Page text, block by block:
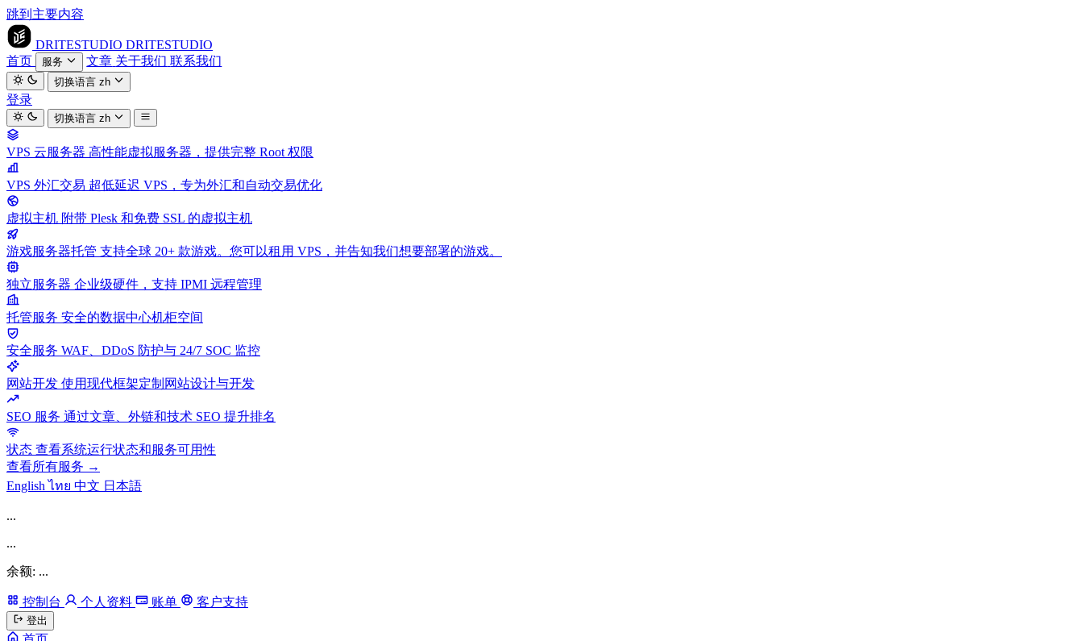
跳到主要内容
DRITESTUDIO DRITESTUDIO
首页
服务 文章 关于我们 联系我们
切换语言zh
登录
切换语言zh
VPS 云服务器 高性能虚拟服务器，提供完整 Root 权限
VPS 外汇交易 超低延迟 VPS，专为外汇和自动交易优化
虚拟主机 附带 Plesk 和免费 SSL 的虚拟主机
游戏服务器托管 支持全球 20+ 款游戏。您可以租用 VPS，并告知我们想要部署的游戏。
独立服务器 企业级硬件，支持 IPMI 远程管理
托管服务 安全的数据中心机柜空间
安全服务 WAF、DDoS 防护与 24/7 SOC 监控
网站开发 使用现代框架定制网站设计与开发
SEO 服务 通过文章、外链和技术 SEO 提升排名
状态 查看系统运行状态和服务可用性
查看所有服务 →
Englishไทย 中文 日本語
...
...
余额: ...
控制台 个人资料 账单 客户支持
登出